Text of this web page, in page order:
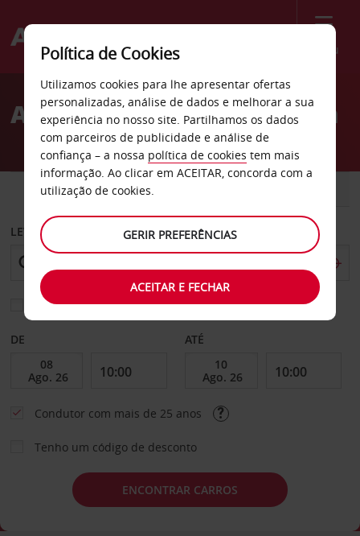
Menu
Welcome
AvisAluguer de carros Pretória
CARRO
LEVANTAR EM
Escolher uma estação de devolução diferente
DE ATÉ
Condutor com mais de 25 anos
Tenho um código de desconto
ENCONTRAR CARROS
Política de Cookies
Utilizamos cookies para lhe apresentar ofertas
personalizadas, análise de dados e melhorar a sua
experiência no nosso site. Partilhamos os dados
com parceiros de publicidade e análise de
confiança – a nossa política de cookies tem mais
informação. Ao clicar em ACEITAR, concorda com a
utilização de cookies.
GERIR PREFERÊNCIAS
ACEITAR E FECHAR